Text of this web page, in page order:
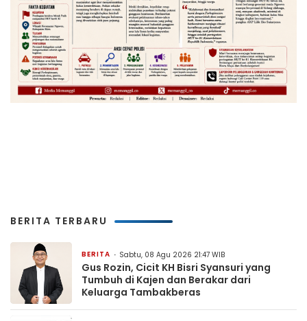
BERITA TERBARU
BERITA Sabtu, 08 Agu 2026 21:47 WIB
Gus Rozin, Cicit KH Bisri Syansuri yang
Tumbuh di Kajen dan Berakar dari
Keluarga Tambakberas